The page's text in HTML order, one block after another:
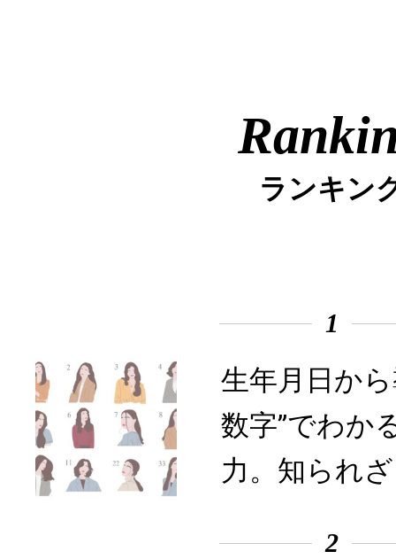
ランキン
1
生年月日か
数字”でわか
力。知られ
2